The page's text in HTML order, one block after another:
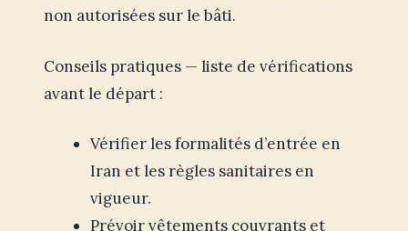
non autorisées sur le bâti.
Conseils pratiques — liste de vérifications
avant le départ :
Vérifier les formalités d’entrée en
Iran et les règles sanitaires en
vigueur.
Prévoir vêtements couvrants et